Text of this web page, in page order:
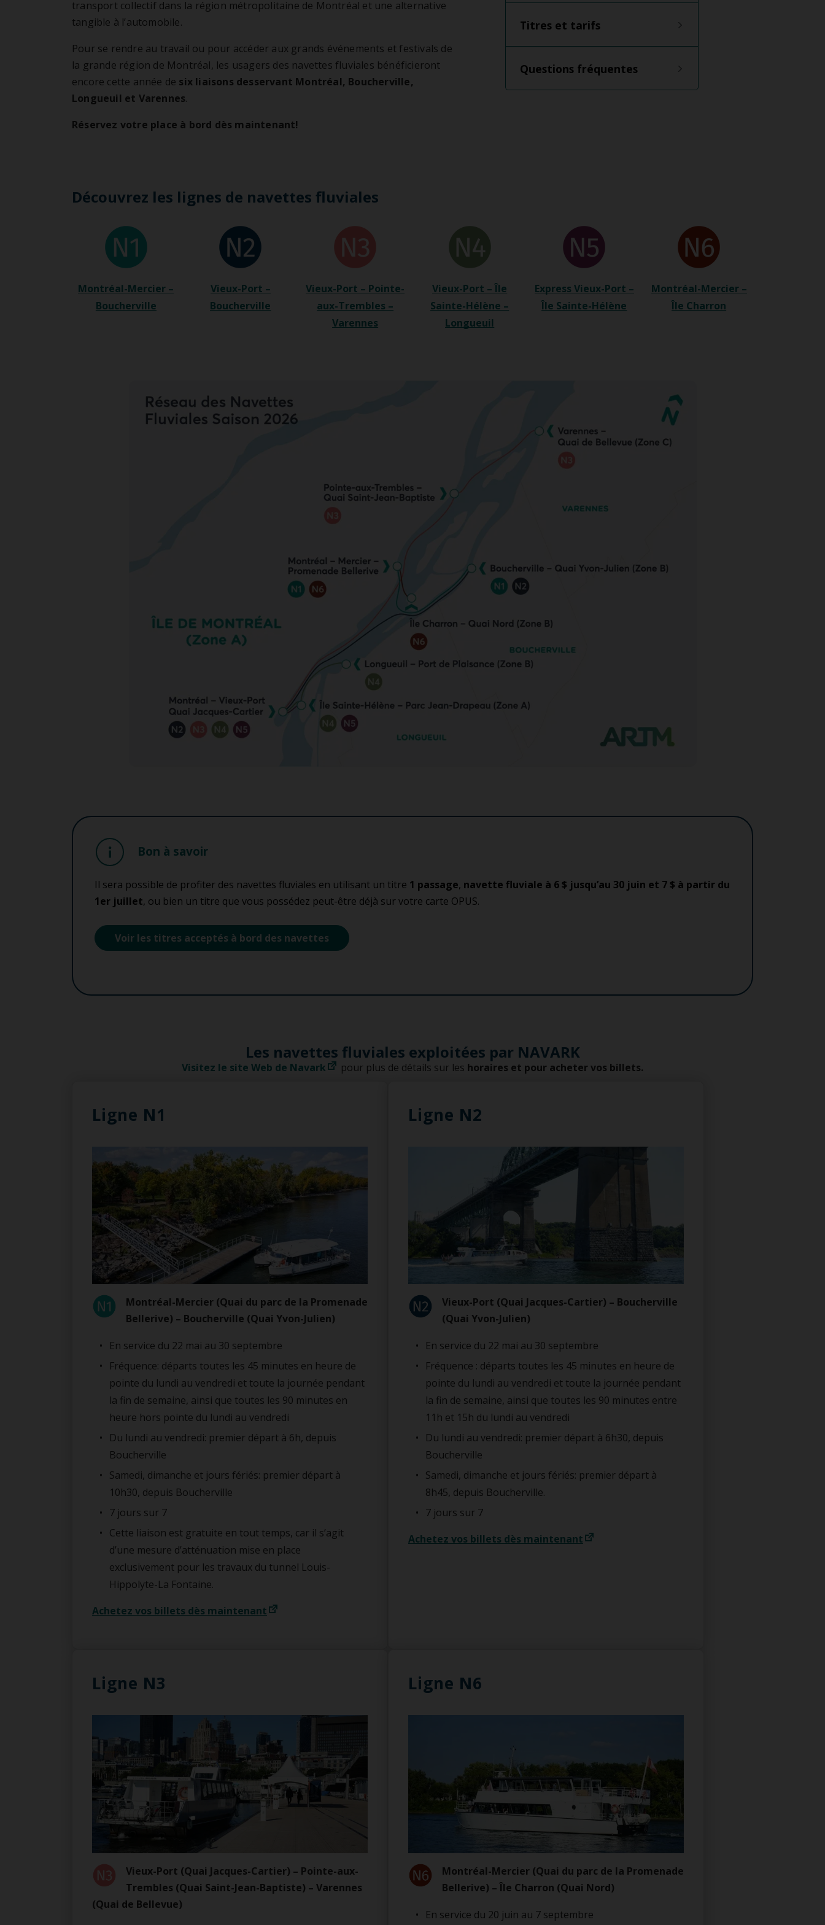
Mobilité inclusive
Promouvoir
Titres et tarifs
Questions fréquentes
transport collectif dans la région métropolitaine de Montréal et une alternative
tangible à l’automobile.
Pour se rendre au travail ou pour accéder aux grands événements et festivals de
la grande région de Montréal, les usagers des navettes fluviales bénéficieront
encore cette année de six liaisons desservant Montréal, Boucherville,
Longueuil et Varennes.
Réservez votre place à bord dès maintenant!
Découvrez les lignes de navettes fluviales
Montréal-Mercier –
Boucherville
Vieux-Port –
Boucherville
Vieux-Port – Pointe-
aux-Trembles –
Varennes
Vieux-Port – Île
Sainte-Hélène –
Longueuil
Express Vieux-Port –
Île Sainte-Hélène
Montréal-Mercier –
Île Charron
Bon à savoir
Il sera possible de profiter des navettes fluviales en utilisant un titre 1 passage, navette fluviale à 6 $ jusqu’au 30 juin et 7 $ à partir du
1er juillet, ou bien un titre que vous possédez peut-être déjà sur votre carte OPUS.
Voir les titres acceptés à bord des navettes
Les navettes fluviales exploitées par NAVARK
Visitez le site Web de Navark pour plus de détails sur les horaires et pour acheter vos billets.
Ligne N1
Montréal-Mercier (Quai du parc de la Promenade
Bellerive) – Boucherville (Quai Yvon-Julien)
En service du 22 mai au 30 septembre
Fréquence: départs toutes les 45 minutes en heure de
pointe du lundi au vendredi et toute la journée pendant
la fin de semaine, ainsi que toutes les 90 minutes en
heure hors pointe du lundi au vendredi
Du lundi au vendredi: premier départ à 6h, depuis
Boucherville
Samedi, dimanche et jours fériés: premier départ à
10h30, depuis Boucherville
7 jours sur 7
Cette liaison est gratuite en tout temps, car il s’agit
d’une mesure d’atténuation mise en place
exclusivement pour les travaux du tunnel Louis-
Hippolyte-La Fontaine.
Achetez vos billets dès maintenant
Ligne N2
Vieux-Port (Quai Jacques-Cartier) – Boucherville
(Quai Yvon-Julien)
En service du 22 mai au 30 septembre
Fréquence : départs toutes les 45 minutes en heure de
pointe du lundi au vendredi et toute la journée pendant
la fin de semaine, ainsi que toutes les 90 minutes entre
11h et 15h du lundi au vendredi
Du lundi au vendredi: premier départ à 6h30, depuis
Boucherville
Samedi, dimanche et jours fériés: premier départ à
8h45, depuis Boucherville.
7 jours sur 7
Achetez vos billets dès maintenant
Ligne N3
Vieux-Port (Quai Jacques-Cartier) – Pointe-aux-
Trembles (Quai Saint-Jean-Baptiste) – Varennes
(Quai de Bellevue)
Ligne N6
Montréal-Mercier (Quai du parc de la Promenade
Bellerive) – Île Charron (Quai Nord)
En service du 20 juin au 7 septembre